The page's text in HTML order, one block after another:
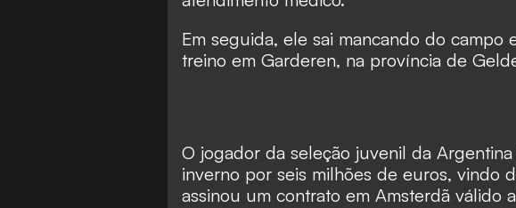
Em seguida, ele sai mancando do campo
treino em Garderen, na província de
O jogador da seleção juvenil da
inverno por seis milhões de euros, vindo
assinou um contrato em Amsterdã válido